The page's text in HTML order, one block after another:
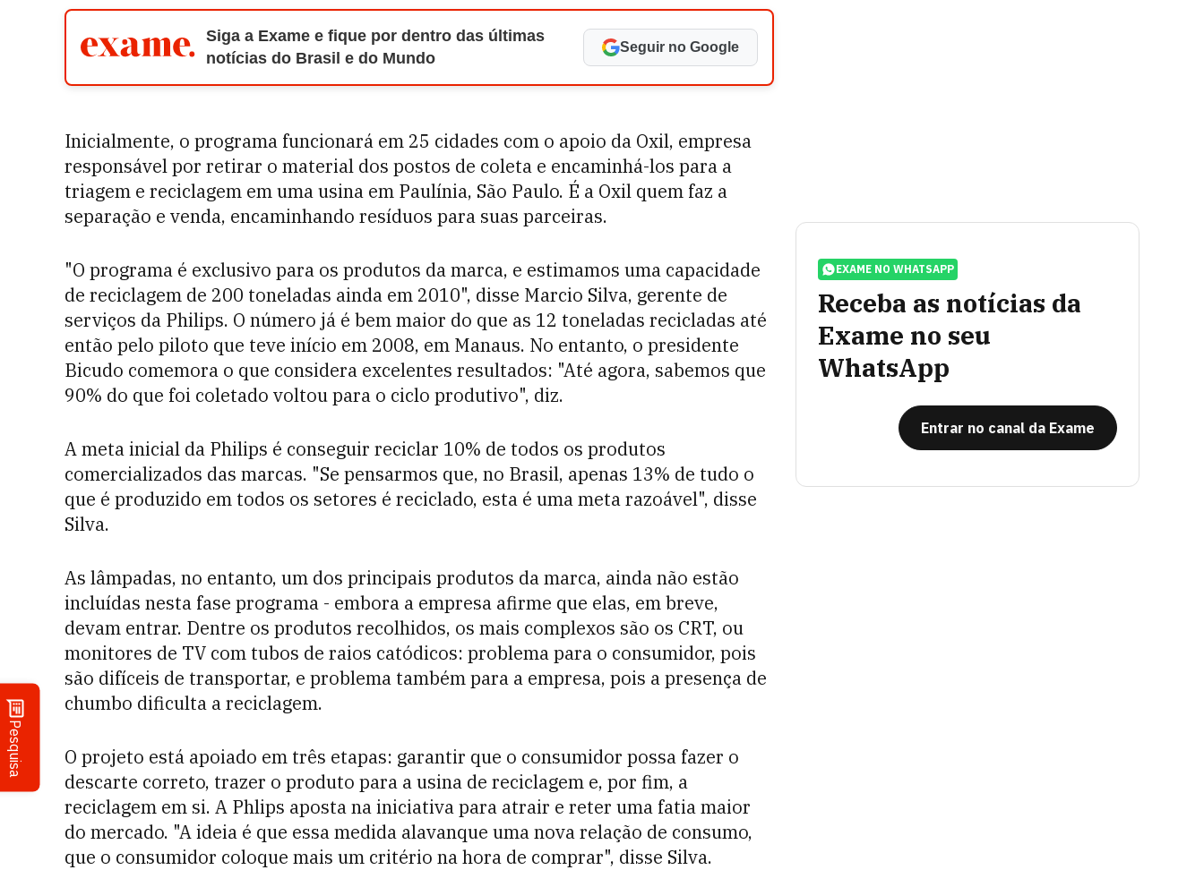
Pesquisa
Siga a Exame e fique por dentro das últimas
notícias do Brasil e do Mundo
Seguir no Google
Inicialmente, o programa funcionará em 25 cidades com o apoio da Oxil, empresa
responsável por retirar o material dos postos de coleta e encaminhá-los para a
triagem e reciclagem em uma usina em Paulínia, São Paulo. É a Oxil quem faz a
separação e venda, encaminhando resíduos para suas parceiras.
"O programa é exclusivo para os produtos da marca, e estimamos uma capacidade
de reciclagem de 200 toneladas ainda em 2010", disse Marcio Silva, gerente de
serviços da Philips. O número já é bem maior do que as 12 toneladas recicladas até
então pelo piloto que teve início em 2008, em Manaus. No entanto, o presidente
Bicudo comemora o que considera excelentes resultados: "Até agora, sabemos que
90% do que foi coletado voltou para o ciclo produtivo", diz.
A meta inicial da Philips é conseguir reciclar 10% de todos os produtos
comercializados das marcas. "Se pensarmos que, no Brasil, apenas 13% de tudo o
que é produzido em todos os setores é reciclado, esta é uma meta razoável", disse
Silva.
As lâmpadas, no entanto, um dos principais produtos da marca, ainda não estão
incluídas nesta fase programa - embora a empresa afirme que elas, em breve,
devam entrar. Dentre os produtos recolhidos, os mais complexos são os CRT, ou
monitores de TV com tubos de raios catódicos: problema para o consumidor, pois
são difíceis de transportar, e problema também para a empresa, pois a presença de
chumbo dificulta a reciclagem.
O projeto está apoiado em três etapas: garantir que o consumidor possa fazer o
descarte correto, trazer o produto para a usina de reciclagem e, por fim, a
reciclagem em si. A Phlips aposta na iniciativa para atrair e reter uma fatia maior
do mercado. "A ideia é que essa medida alavanque uma nova relação de consumo,
que o consumidor coloque mais um critério na hora de comprar", disse Silva.
EXAME NO WHATSAPP
Receba as notícias da
Exame no seu
WhatsApp
Entrar no canal da Exame